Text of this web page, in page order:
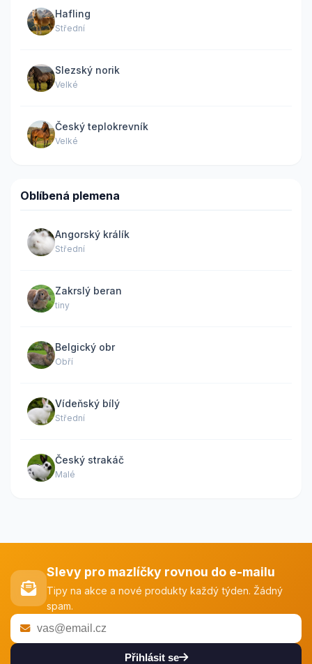
Hafling
Střední
Slezský norik
Velké
Český teplokrevník
Velké
Oblíbená plemena
Angorský králík
Střední
Zakrslý beran
tiny
Belgický obr
Obří
Vídeňský bílý
Střední
Český strakáč
Malé
Slevy pro mazlíčky rovnou do e-mailu
Tipy na akce a nové produkty každý týden. Žádný
spam.
Přihlásit se